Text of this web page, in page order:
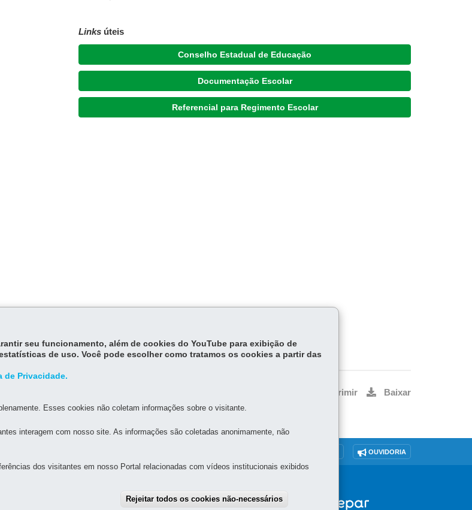
Links úteis
Conselho Estadual de Educação
Documentação Escolar
Referencial para Regimento Escolar
Imprimir Baixar
OUVIDORIA
DE CURITIBA
seu funcionamento, além de cookies do YouTube para exibição de
de uso. Você pode escolher como tratamos os cookies a partir das
de Privacidade.
Esses cookies não coletam informações sobre o visitante.
interagem com nosso site. As informações são coletadas anonimamente, não
dos visitantes em nosso Portal relacionadas com vídeos institucionais exibidos
Rejeitar todos os cookies não-necessários